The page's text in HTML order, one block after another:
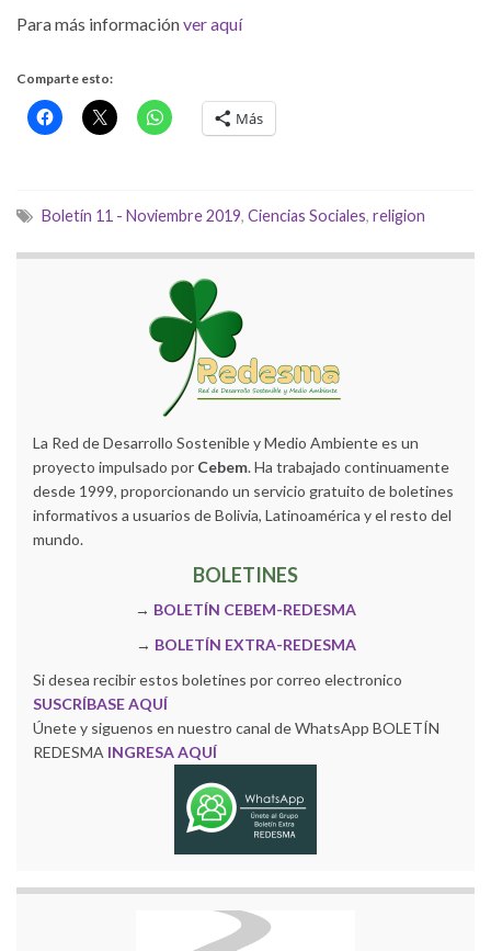
Para más informaciónver aquí
Comparte esto:
Más
Boletín 11 - Noviembre 2019, Ciencias Sociales, religion
La Red de Desarrollo Sostenible y Medio Ambiente es un
proyecto impulsado por Cebem. Ha trabajado continuamente
desde 1999, proporcionando un servicio gratuito de boletines
informativos a usuarios de Bolivia, Latinoamérica y el resto del
mundo.
BOLETINES
→ BOLETÍN CEBEM-REDESMA
→ BOLETÍN EXTRA-REDESMA
Si desea recibir estos boletines por correo electronico
SUSCRÍBASE AQUÍ
Únete y siguenos en nuestro canal de WhatsApp BOLETÍN
REDESMA INGRESA AQUÍ